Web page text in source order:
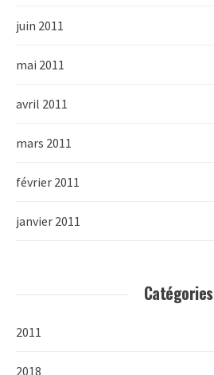
juin 2011
mai 2011
avril 2011
mars 2011
février 2011
janvier 2011
Catégories
2011
2018